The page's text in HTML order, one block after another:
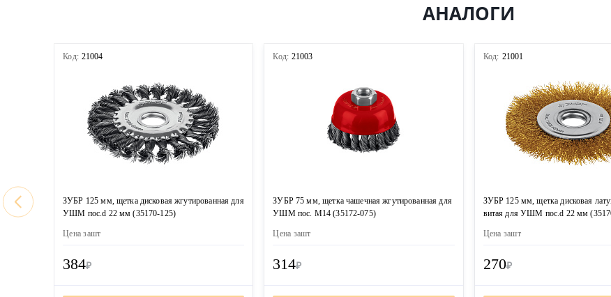
АНАЛОГИ
Код: 21004
ЗУБР 125 мм, щетка дисковая жгутированная для
УШМ пос.d 22 мм (35170-125)
Цена зашт
384₽
Код: 21003
ЗУБР 75 мм, щетка чашечная жгутированная для
УШМ пос. М14 (35172-075)
Цена зашт
314₽
Код: 21001
ЗУБР 125 мм, щетка дисковая
витая для УШМ пос.d 22 мм
Цена зашт
270₽